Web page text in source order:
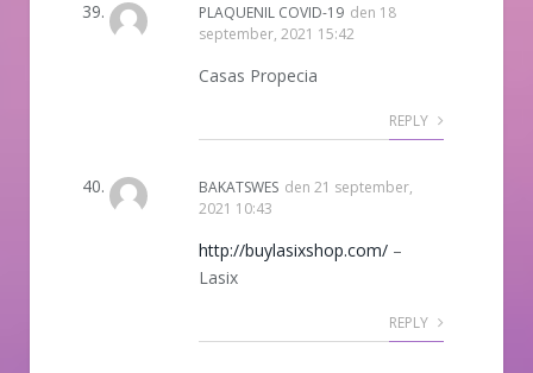
PLAQUENIL COVID-19 den 18
september, 2021 15:42
Casas Propecia
REPLY
BAKATSWES den 21 september,
2021 10:43
http://buylasixshop.com/ –
Lasix
REPLY